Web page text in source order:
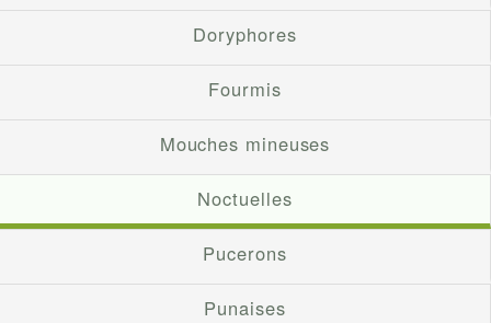
Doryphores
Fourmis
Mouches mineuses
Noctuelles
Pucerons
Punaises